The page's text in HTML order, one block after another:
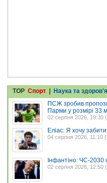
TOP Спорт | Наука та здоров'я
ПСЖ зробив
Парми у розмірі 33
02 серпня 2026, 19:30 (
Еліас: Я хочу
04 серпня 2026, 11:10 (
Інфантіно: ЧС-2030
02 серпня 2026, 12:50 (